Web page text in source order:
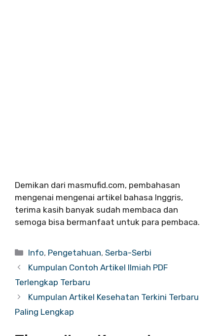
Demikan dari masmufid.com, pembahasan
mengenai mengenai artikel bahasa Inggris,
terima kasih banyak sudah membaca dan
semoga bisa bermanfaat untuk para pembaca.
Info, Pengetahuan,Serba-Serbi
Kumpulan Contoh Artikel Ilmiah PDF
Terlengkap Terbaru
Kumpulan Artikel Kesehatan Terkini Terbaru
Paling Lengkap